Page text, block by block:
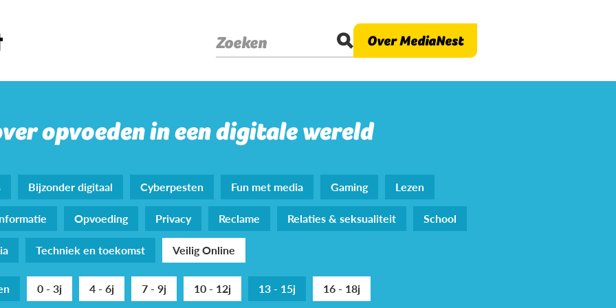
Zoeken Over MediaNest
opvoeden in een digitale wereld
Bijzonder digitaal Cyberpesten Fun met media Gaming
Lezen
Opvoeding Privacy Reclame Relaties & seksualiteit
School
Techniek en toekomst Veilig Online
0 - 3j 4 - 6j 7 - 9j 10 - 12j 13 - 15j 16 - 18j